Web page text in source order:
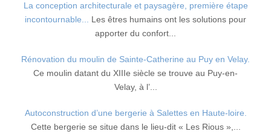
La conception architecturale et paysagère, première étape
incontournable... Les êtres humains ont les solutions pour
apporter du confort...
Rénovation du moulin de Sainte-Catherine au Puy en Velay.
Ce moulin datant du XIIIe siècle se trouve au Puy-en-
Velay, à l’...
Autoconstruction d’une bergerie à Salettes en Haute-loire.
Cette bergerie se situe dans le lieu-dit « Les Rious »,...